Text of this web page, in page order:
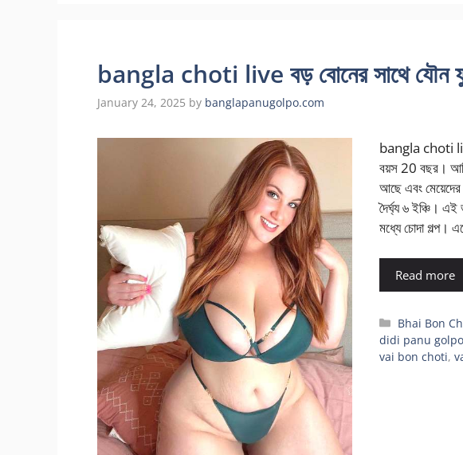
bangla choti live বড় বোনের সাথে যৌন
January 24, 2025 by banglapanugolpo.com
bangla choti
বয়স 20 বছর। আমি
আছে এবং
দৈর্ঘ্য ৬ ইঞ্চি।
মধ্যে চোদা গল্প।
Read more
Categories
Bhai Bon
didi panu golpo
vai bon choti,